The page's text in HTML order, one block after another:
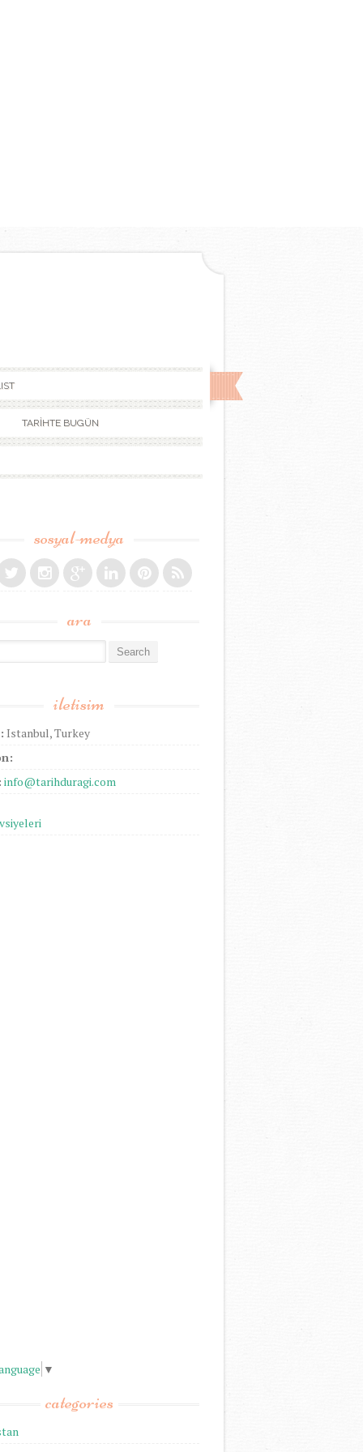
TARİHTE BUGÜN
sosyal-medya
ara
iletisim
Istanbul, Turkey
info@tarihduragi.com
▼
categories